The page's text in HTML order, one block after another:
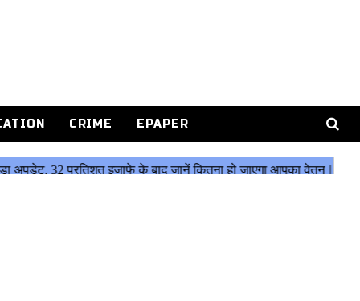
CRIME EPAPER